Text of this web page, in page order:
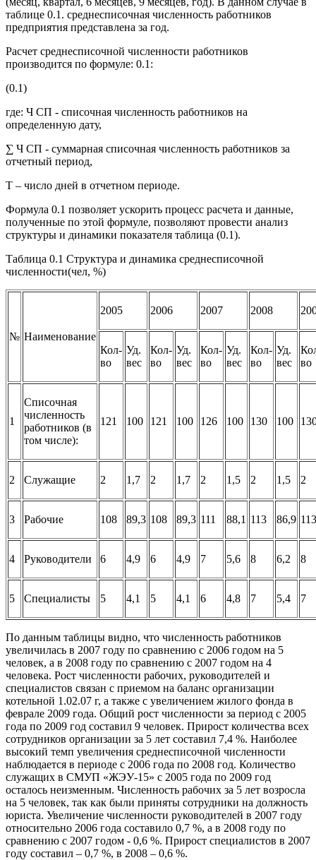
таблице 0.1. среднесписочная численность работников
предприятия представлена за год.
Расчет среднесписочной численности работников
производится по формуле: 0.1:
(0.1)
где: Ч СП - списочная численность работников на
определенную дату,
∑ Ч СП - суммарная списочная численность работников за
отчетный период,
Т – число дней в отчетном периоде.
Формула 0.1 позволяет ускорить процесс расчета и данные,
полученные по этой формуле, позволяют провести анализ
структуры и динамики показателя таблица (0.1).
Таблица 0.1 Структура и динамика среднесписочной
численности(чел, %)
№ Наименование
2005 2006 2007 2008
Кол-
во
Уд.
вес
Кол-
во
Уд.
вес
Кол-
во
Уд.
вес
Кол-
во
Уд.
вес
во
1
Списочная
численность
работников (в
том числе):
121 100 121 100 126 100 130 100
2 Служащие 2 1,7 2 1,7 2 1,5 2 1,5 2
3 Рабочие 108 89,3 108 89,3 111 88,1 113 86,9 113
4 Руководители 6 4,9 6 4,9 7 5,6 8 6,2 8
5 Специалисты 5 4,1 5 4,1 6 4,8 7 5,4 7
По данным таблицы видно, что численность работников
увеличилась в 2007 году по сравнению с 2006 годом на 5
человек, а в 2008 году по сравнению с 2007 годом на 4
человека. Рост численности рабочих, руководителей и
специалистов связан с приемом на баланс организации
котельной 1.02.07 г, а также с увеличением жилого фонда в
феврале 2009 года. Общий рост численности за период с 2005
года по 2009 год составил 9 человек. Прирост количества всех
сотрудников организации за 5 лет составил 7,4 %. Наиболее
высокий темп увеличения среднесписочной численности
наблюдается в периоде с 2006 года по 2008 год. Количество
служащих в СМУП «ЖЭУ-15» с 2005 года по 2009 год
осталось неизменным. Численность рабочих за 5 лет возросла
на 5 человек, так как были приняты сотрудники на должность
юриста. Увеличение численности руководителей в 2007 году
относительно 2006 года составило 0,7 %, а в 2008 году по
сравнению с 2007 годом - 0,6 %. Прирост специалистов в 2007
году составил – 0,7 %, в 2008 – 0,6 %.